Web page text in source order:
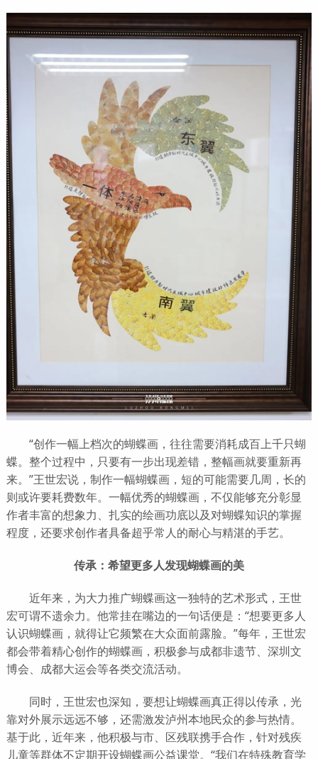
“创作一幅上档次的蝴蝶画，往往需要消耗成百上千只蝴
蝶。整个过程中，只要有一步出现差错，整幅画就要重新再
来。”王世宏说，制作一幅蝴蝶画，短的可能需要几周，长的
则或许要耗费数年。一幅优秀的蝴蝶画，不仅能够充分彰显
作者丰富的想象力、扎实的绘画功底以及对蝴蝶知识的掌握
程度，还要求创作者具备超乎常人的耐心与精湛的手艺。
传承：希望更多人发现蝴蝶画的美
近年来，为大力推广蝴蝶画这一独特的艺术形式，王世
宏可谓不遗余力。他常挂在嘴边的一句话便是：“想要更多人
认识蝴蝶画，就得让它频繁在大众面前露脸。”每年，王世宏
都会带着精心创作的蝴蝶画，积极参与成都非遗节、深圳文
博会、成都大运会等各类交流活动。
同时，王世宏也深知，要想让蝴蝶画真正得以传承，光
靠对外展示远远不够，还需激发泸州本地民众的参与热情。
基于此，近年来，他积极与市、区残联携手合作，针对残疾
儿童等群体不定期开设蝴蝶画公益课堂。“我们在特殊教育学